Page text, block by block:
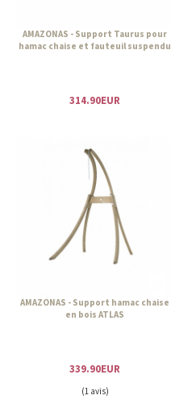
AMAZONAS - Support Taurus pour
hamac chaise et fauteuil suspendu
314.90EUR
AMAZONAS - Support hamac chaise
en bois ATLAS
339.90EUR
(1 avis)